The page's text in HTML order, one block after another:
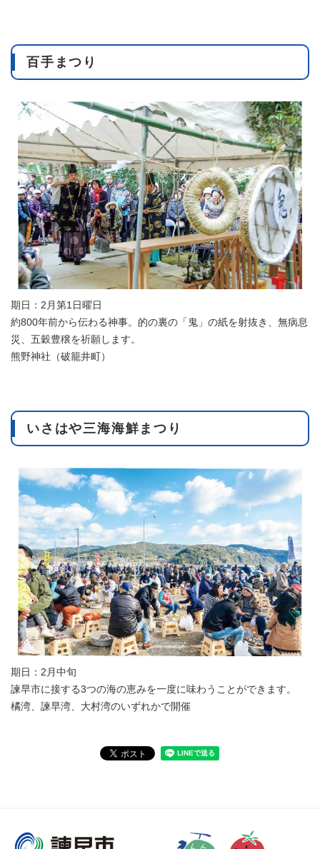
百手まつり
期日：2月第1日曜日
約800年前から伝わる神事。的の裏の「鬼」の紙を射抜き、無病息
災、五穀豊穣を祈願します。
熊野神社（破籠井町）
いさはや三海海鮮まつり
期日：2月中旬
諫早市に接する3つの海の恵みを一度に味わうことができます。
橘湾、諫早湾、大村湾のいずれかで開催